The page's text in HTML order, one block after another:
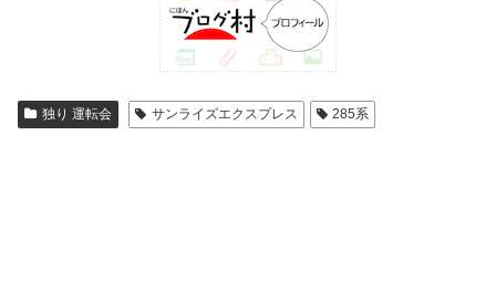
独り 運転会 サンライズエクスプレス 285系